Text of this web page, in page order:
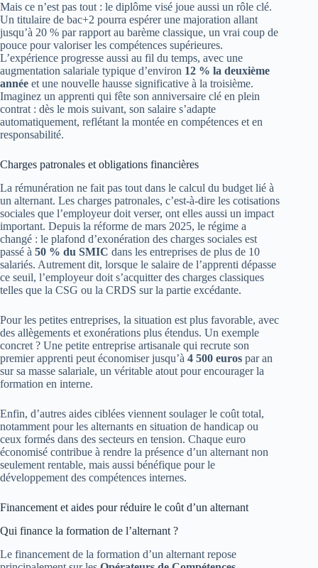
Mais ce n’est pas tout : le diplôme visé joue aussi un rôle clé.
Un titulaire de bac+2 pourra espérer une majoration allant
jusqu’à 20 % par rapport au barème classique, un vrai coup de
pouce pour valoriser les compétences supérieures.
L’expérience progresse aussi au fil du temps, avec une
augmentation salariale typique d’environ 12 % la deuxième
année et une nouvelle hausse significative à la troisième.
Imaginez un apprenti qui fête son anniversaire clé en plein
contrat : dès le mois suivant, son salaire s’adapte
automatiquement, reflétant la montée en compétences et en
responsabilité.
Charges patronales et obligations financières
La rémunération ne fait pas tout dans le calcul du budget lié à
un alternant. Les charges patronales, c’est-à-dire les cotisations
sociales que l’employeur doit verser, ont elles aussi un impact
important. Depuis la réforme de mars 2025, le régime a
changé : le plafond d’exonération des charges sociales est
passé à 50 % du SMIC dans les entreprises de plus de 10
salariés. Autrement dit, lorsque le salaire de l’apprenti dépasse
ce seuil, l’employeur doit s’acquitter des charges classiques
telles que la CSG ou la CRDS sur la partie excédante.
Pour les petites entreprises, la situation est plus favorable, avec
des allègements et exonérations plus étendus. Un exemple
concret ? Une petite entreprise artisanale qui recrute son
premier apprenti peut économiser jusqu’à 4 500 euros par an
sur sa masse salariale, un véritable atout pour encourager la
formation en interne.
Enfin, d’autres aides ciblées viennent soulager le coût total,
notamment pour les alternants en situation de handicap ou
ceux formés dans des secteurs en tension. Chaque euro
économisé contribue à rendre la présence d’un alternant non
seulement rentable, mais aussi bénéfique pour le
développement des compétences internes.
Financement et aides pour réduire le coût d’un alternant
Qui finance la formation de l’alternant ?
Le financement de la formation d’un alternant repose